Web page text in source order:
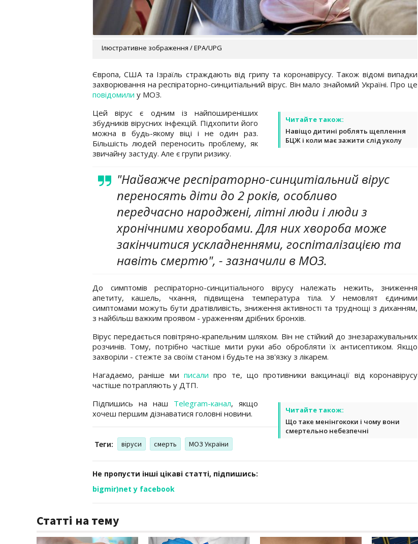
Ілюстративне зображення / EPA/UPG
Європа, США та Ізраїль страждають від грипу та коронавірусу. Також відомі випадки
захворювання на респіраторно-синцитіальний вірус. Він мало знайомий Україні. Про це
повідомили у МОЗ.
Читайте також:
Навіщо дитині роблять щеплення
БЦЖ і коли має зажити слід уколу
Цей вірус є одним із найпоширеніших
збудників вірусних інфекцій. Підхопити його
можна в будь-якому віці і не один раз.
Більшість людей переносить проблему, як
звичайну застуду. Але є групи ризику.
"Найважче респіраторно-синцитіальний вірус
переносять діти до 2 років, особливо
передчасно народжені, літні люди і люди з
хронічними хворобами. Для них хвороба може
закінчитися ускладненнями, госпіталізацією та
навіть смертю", - зазначили в МОЗ.
До симптомів респіраторно-синцитіального вірусу належать нежить, зниження
апетиту, кашель, чхання, підвищена температура тіла. У немовлят єдиними
симптомами можуть бути дратівливість, зниження активності та труднощі з диханням,
з найбільш важким проявом - ураженням дрібних бронхів.
Вірус передається повітряно-крапельним шляхом. Він не стійкий до знезаражувальних
розчинів. Тому, потрібно частіше мити руки або обробляти їх антисептиком. Якщо
захворіли - стежте за своїм станом і будьте на зв'язку з лікарем.
Нагадаємо, раніше ми писали про те, що противники вакцинації від коронавірусу
частіше потрапляють у ДТП.
Читайте також:
Що таке менінгококи і чому вони
смертельно небезпечні
Підпишись на наш Telegram-канал, якщо
хочеш першим дізнаватися головні новини.
Теги: віруси смерть МОЗ України
Не пропусти інші цікаві статті, підпишись:
bigmir)net у facebook
Статті на тему